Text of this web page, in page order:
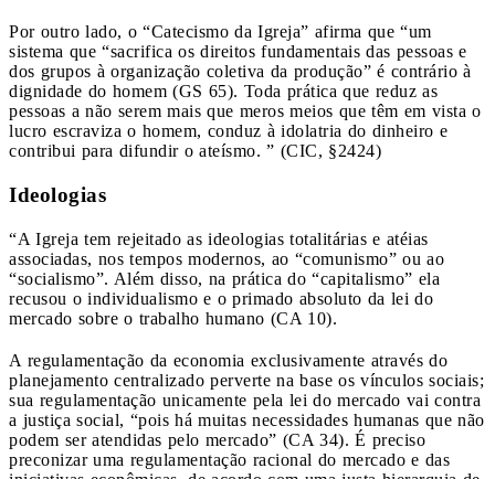
Por outro lado, o “Catecismo da Igreja” afirma que “um
sistema que “sacrifica os direitos fundamentais das pessoas e
dos grupos à organização coletiva da produção” é contrário à
dignidade do homem (GS 65). Toda prática que reduz as
pessoas a não serem mais que meros meios que têm em vista o
lucro escraviza o homem, conduz à idolatria do dinheiro e
contribui para difundir o ateísmo. ” (CIC, §2424)
Ideologias
“A Igreja tem rejeitado as ideologias totalitárias e atéias
associadas, nos tempos modernos, ao “comunismo” ou ao
“socialismo”. Além disso, na prática do “capitalismo” ela
recusou o individualismo e o primado absoluto da lei do
mercado sobre o trabalho humano (CA 10).
A regulamentação da economia exclusivamente através do
planejamento centralizado perverte na base os vínculos sociais;
sua regulamentação unicamente pela lei do mercado vai contra
a justiça social, “pois há muitas necessidades humanas que não
podem ser atendidas pelo mercado” (CA 34). É preciso
preconizar uma regulamentação racional do mercado e das